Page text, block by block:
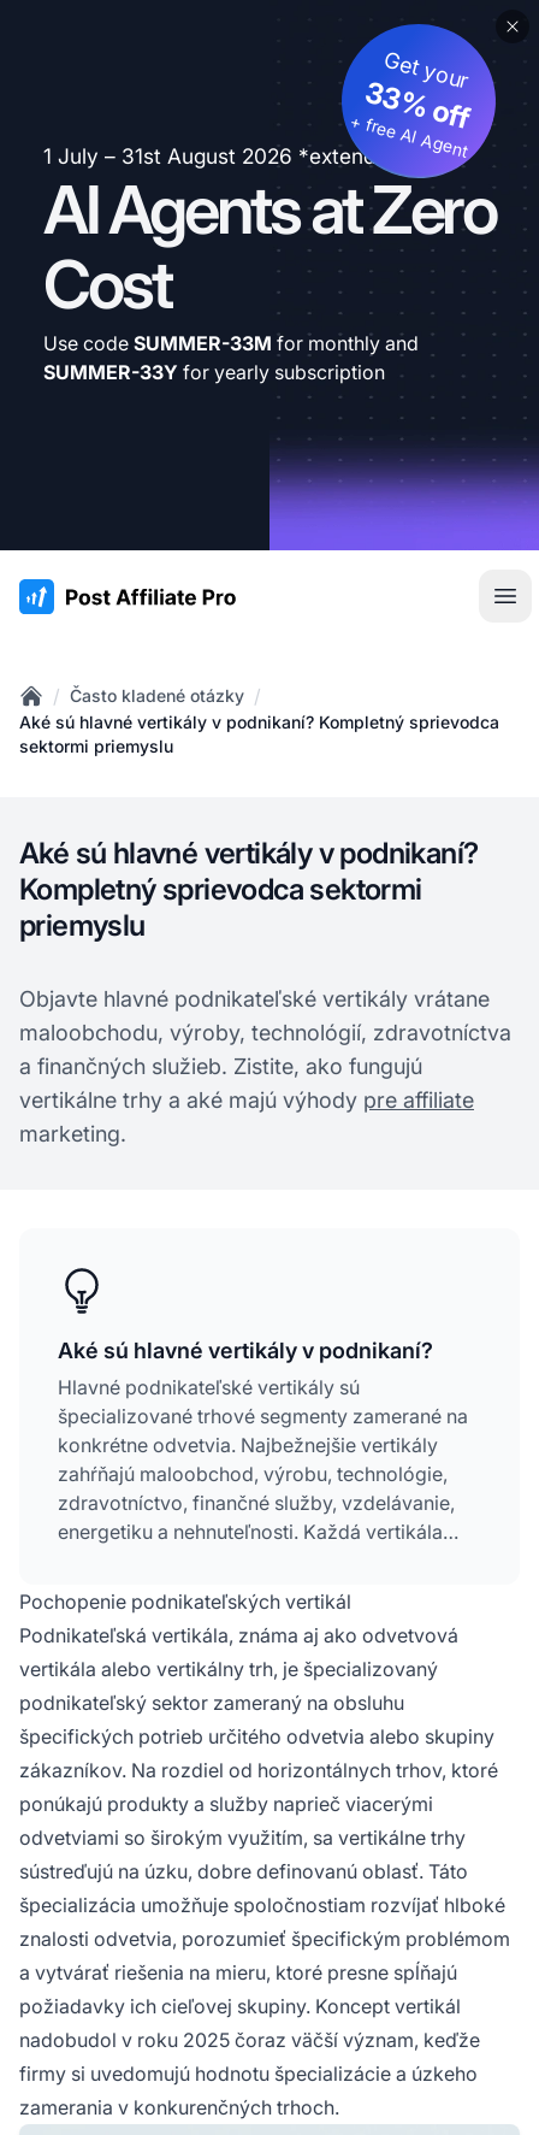
1 July – 31st August 2026 *extended
AI Agents at Zero
Cost
Get your
33% off
+ free AI Agent
Use code SUMMER-33M for monthly and
SUMMER-33Y for yearly subscription
:site.title
Home
/ Často kladené otázky /
Aké sú hlavné vertikály v podnikaní? Kompletný sprievodca
sektormi priemyslu
Aké sú hlavné vertikály v podnikaní?
Kompletný sprievodca sektormi
priemyslu
Objavte hlavné podnikateľské vertikály vrátane
maloobchodu, výroby, technológií, zdravotníctva
a finančných služieb. Zistite, ako fungujú
vertikálne trhy a aké majú výhody pre affiliate
marketing.
Aké sú hlavné vertikály v podnikaní?
Hlavné podnikateľské vertikály sú
špecializované trhové segmenty zamerané na
konkrétne odvetvia. Najbežnejšie vertikály
zahŕňajú maloobchod, výrobu, technológie,
zdravotníctvo, finančné služby, vzdelávanie,
energetiku a nehnuteľnosti. Každá vertikála
prostredníctvom prispôsobených produktov a
služieb.
Pochopenie podnikateľských vertikál
Podnikateľská vertikála, známa aj ako odvetvová
vertikála alebo vertikálny trh, je špecializovaný
podnikateľský sektor zameraný na obsluhu
špecifických potrieb určitého odvetvia alebo skupiny
zákazníkov. Na rozdiel od horizontálnych trhov, ktoré
ponúkajú produkty a služby naprieč viacerými
odvetviami so širokým využitím, sa vertikálne trhy
sústreďujú na úzku, dobre definovanú oblasť. Táto
špecializácia umožňuje spoločnostiam rozvíjať hlboké
znalosti odvetvia, porozumieť špecifickým problémom
a vytvárať riešenia na mieru, ktoré presne spĺňajú
požiadavky ich cieľovej skupiny. Koncept vertikál
nadobudol v roku 2025 čoraz väčší význam, keďže
firmy si uvedomujú hodnotu špecializácie a úzkeho
zamerania v konkurenčných trhoch.